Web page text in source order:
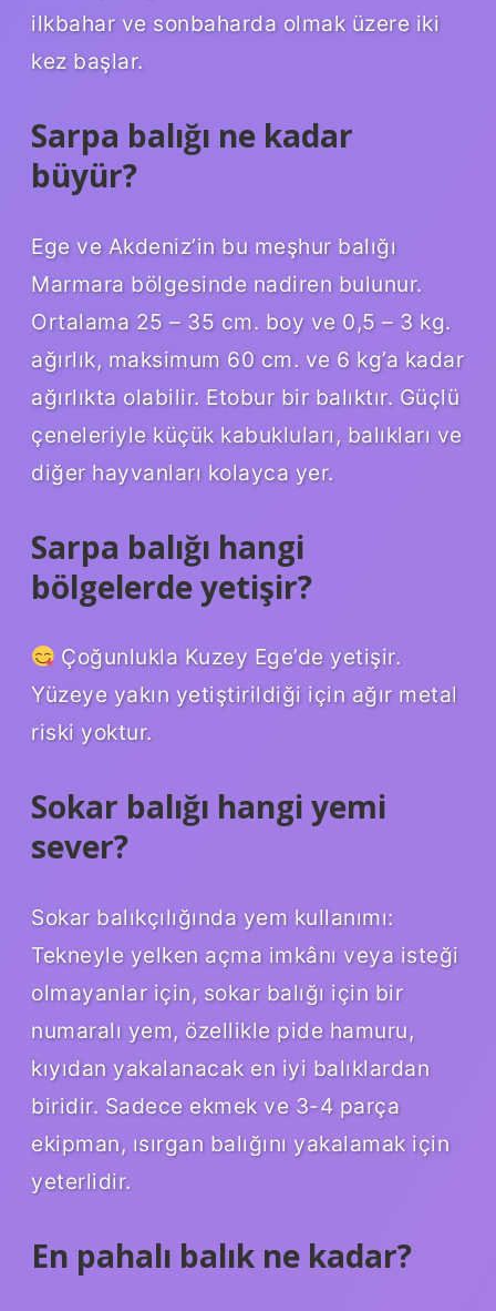
ilkbahar ve sonbaharda olmak üzere iki
kez başlar.
Sarpa balığı ne kadar
büyür?
Ege ve Akdeniz’in bu meşhur balığı
Marmara bölgesinde nadiren bulunur.
Ortalama 25 – 35 cm. boy ve 0,5 – 3 kg.
ağırlık, maksimum 60 cm. ve 6 kg’a kadar
ağırlıkta olabilir. Etobur bir balıktır. Güçlü
çeneleriyle küçük kabukluları, balıkları ve
diğer hayvanları kolayca yer.
Sarpa balığı hangi
bölgelerde yetişir?
Çoğunlukla Kuzey Ege’de yetişir.
Yüzeye yakın yetiştirildiği için ağır metal
riski yoktur.
Sokar balığı hangi yemi
sever?
Sokar balıkçılığında yem kullanımı:
Tekneyle yelken açma imkânı veya isteği
olmayanlar için, sokar balığı için bir
numaralı yem, özellikle pide hamuru,
kıyıdan yakalanacak en iyi balıklardan
biridir. Sadece ekmek ve 3-4 parça
ekipman, ısırgan balığını yakalamak için
yeterlidir.
En pahalı balık ne kadar?